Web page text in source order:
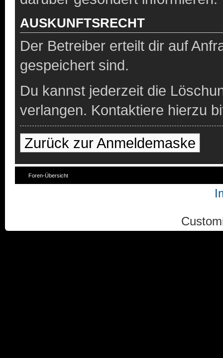
AUSKUNFTSRECHT
Der Betreiber erteilt dir auf
gespeichert sind.
Du kannst jederzeit die
verlangen. Kontaktiere hierzu
Zurück zur Anmeldemaske
Foren-Übersicht